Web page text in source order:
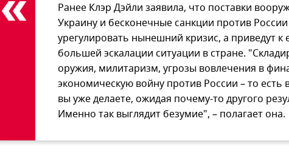
Ранее Клэр Дэйли заявила, что поставки
Украину и бесконечные санкции против
урегулировать нынешний кризис, а приведут к
большей эскалации ситуации в стране.
оружия, милитаризм, угрозы вовлечения в
экономическую войну против России – то есть
вы уже делаете, ожидая почему-то другого
Именно так выглядит безумие", – полагает она.